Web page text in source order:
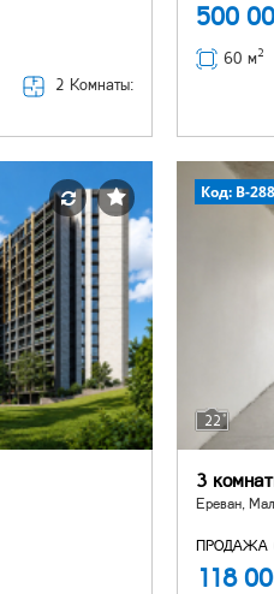
2 Комнаты:
500
60 м2
22
Код: B-
3
Ереван,
ПРОДАЖА
118